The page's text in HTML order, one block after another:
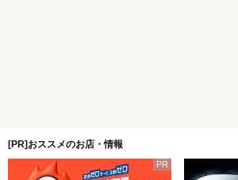
[PR]おススメのお店・情報
PR